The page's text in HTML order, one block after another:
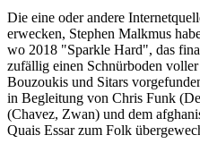
Die eine oder andere
erwecken, Stephen Malkmus
wo 2018 "Sparkle Hard", das
zufällig einen Schnürboden
Bouzoukis und Sitars
in Begleitung von Chris Funk
(Chavez, Zwan) und dem
Quais Essar zum Folk